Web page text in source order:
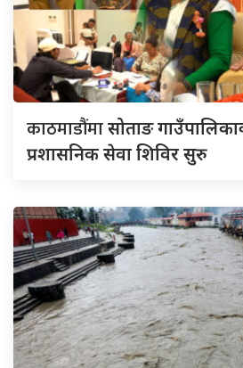
काठमाडौंमासोताङ
प्रशासनिक सेवा शिविर सुरु